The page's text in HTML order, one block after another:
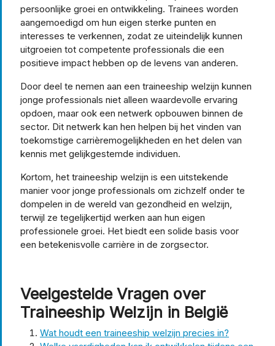
persoonlijke groei en ontwikkeling. Trainees worden
aangemoedigd om hun eigen sterke punten en
interesses te verkennen, zodat ze uiteindelijk kunnen
uitgroeien tot competente professionals die een
positieve impact hebben op de levens van anderen.
Door deel te nemen aan een traineeship welzijn kunnen
jonge professionals niet alleen waardevolle ervaring
opdoen, maar ook een netwerk opbouwen binnen de
sector. Dit netwerk kan hen helpen bij het vinden van
toekomstige carrièremogelijkheden en het delen van
kennis met gelijkgestemde individuen.
Kortom, het traineeship welzijn is een uitstekende
manier voor jonge professionals om zichzelf onder te
dompelen in de wereld van gezondheid en welzijn,
terwijl ze tegelijkertijd werken aan hun eigen
professionele groei. Het biedt een solide basis voor
een betekenisvolle carrière in de zorgsector.
Veelgestelde Vragen over
Traineeship Welzijn in België
Wat houdt een traineeship welzijn precies in?